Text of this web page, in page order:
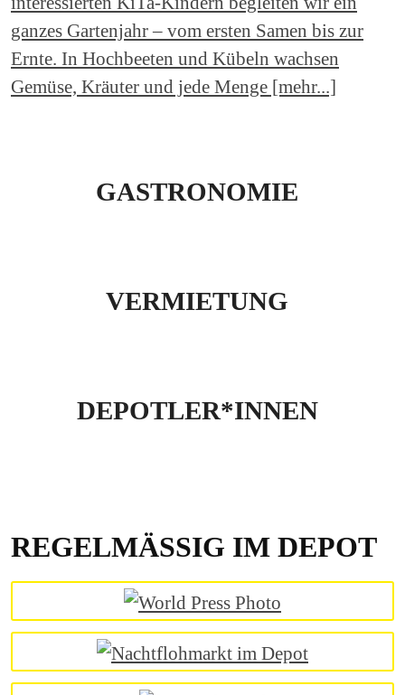
ganzes Gartenjahr – vom ersten Samen bis zur
Ernte. In Hochbeeten und Kübeln wachsen
Gemüse, Kräuter und jede Menge [mehr...]
GASTRONOMIE
VERMIETUNG
DEPOTLER*INNEN
REGELMÄSSIG IM DEPOT